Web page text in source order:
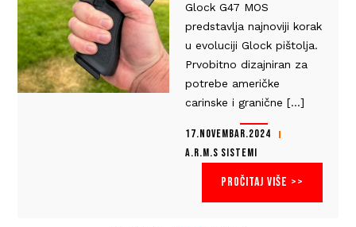
Glock G47 MOS
predstavlja najnoviji korak
u evoluciji Glock pištolja.
Prvobitno dizajniran za
potrebe američke
carinske i granične [...]
17.NOVEMBAR.2024
A.R.M.S SISTEMI
PROČITAJ VIŠE >>